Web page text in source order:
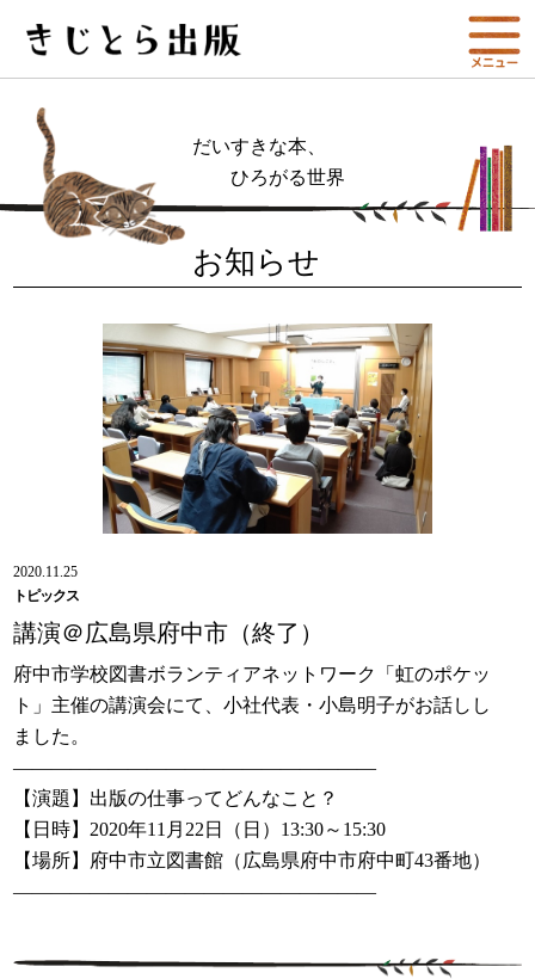
だいすきな本、
ひろがる世界
お知らせ
2020.11.25
トピックス
講演＠広島県府中市（終了）
府中市学校図書ボランティアネットワーク「虹のポケッ
ト」主催の講演会にて、小社代表・小島明子がお話しし
ました。
———————————————————
【演題】出版の仕事ってどんなこと？
【日時】2020年11月22日（日）13:30～15:30
【場所】府中市立図書館（広島県府中市府中町43番地）
———————————————————